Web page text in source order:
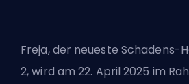
Freja, der neueste Schadens-
2, wird am 22. April 2025 im